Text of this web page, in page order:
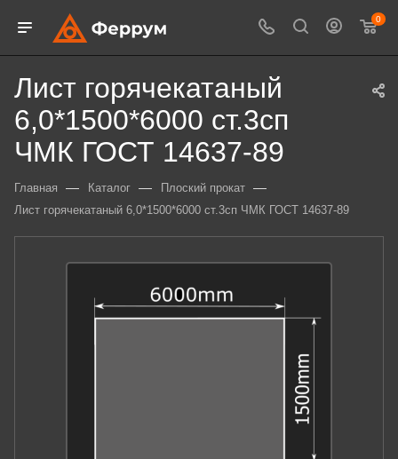
0
Лист горячекатаный
6,0*1500*6000 ст.3сп
ЧМК ГОСТ 14637-89
Главная — Каталог — Плоский прокат —
Лист горячекатаный 6,0*1500*6000 ст.3сп ЧМК ГОСТ 14637-89